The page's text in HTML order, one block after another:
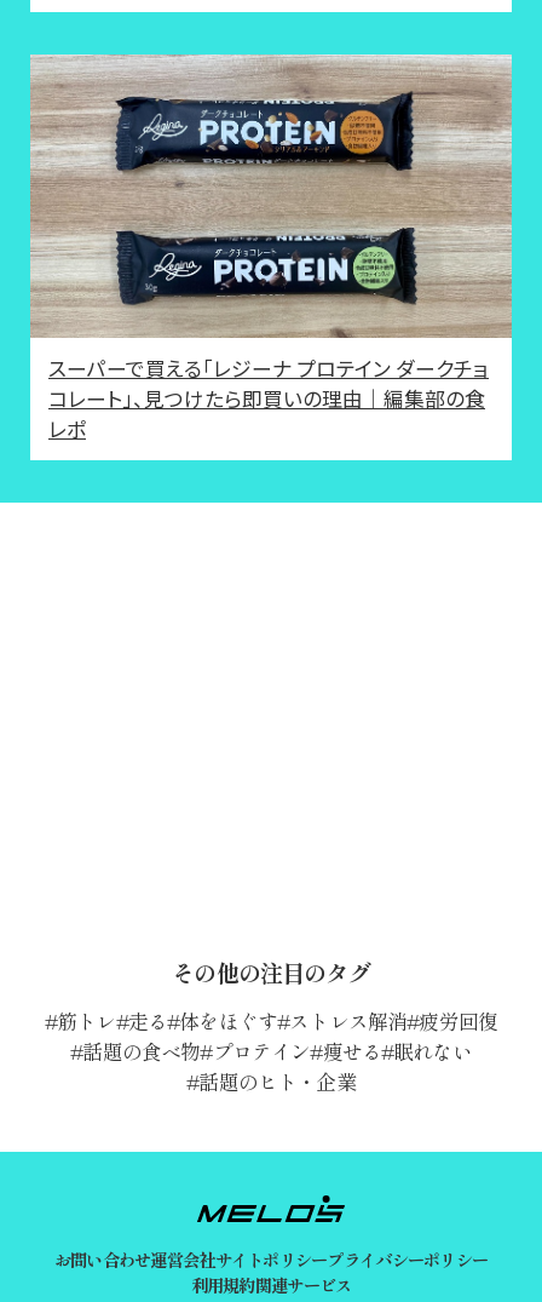
スーパーで買える「レジーナ プロテイン ダークチョ
コレート」、見つけたら即買いの理由｜編集部の食
レポ
その他の注目のタグ
筋トレ 走る 体をほぐす ストレス解消 疲労回復
話題の食べ物 プロテイン 痩せる 眠れない
話題のヒト・企業
お問い合わせ運営会社サイトポリシープライバシーポリシー
利用規約関連サービス